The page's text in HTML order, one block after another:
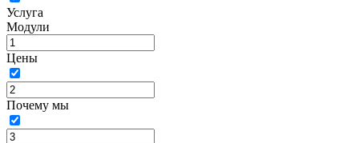
Услуга
Модули
Цены
Почему мы